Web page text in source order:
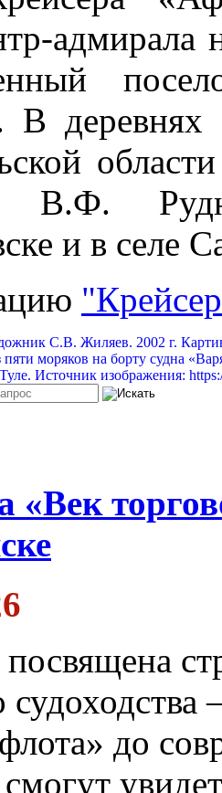
адмирала
В деревнях
В.Ф.
и в селе
«Век
до